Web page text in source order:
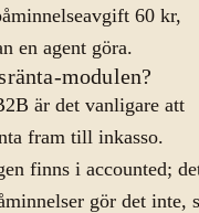
60 kr,
en agent göra.
modulen?
är det vanligare att
fram till inkasso.
finns i accounted;
gör det inte,